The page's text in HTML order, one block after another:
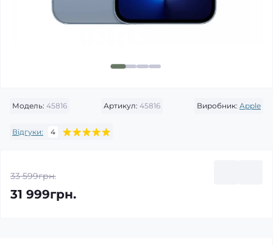
Модель: 45816 Артикул: 45816 Виробник: Apple
Відгуки: 4
33 599грн.
31 999грн.